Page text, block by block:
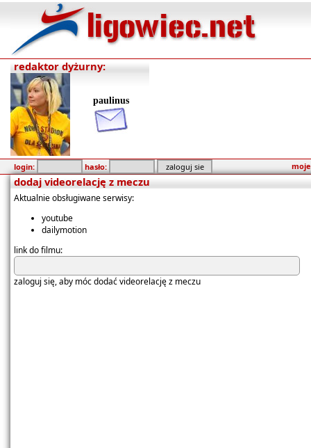
redaktor dyżurny:
paulinus
login: hasło:
dodaj videorelację z meczu
Aktualnie obsługiwane serwisy:
youtube
dailymotion
link do filmu:
zaloguj się, aby móc dodać videorelację z meczu